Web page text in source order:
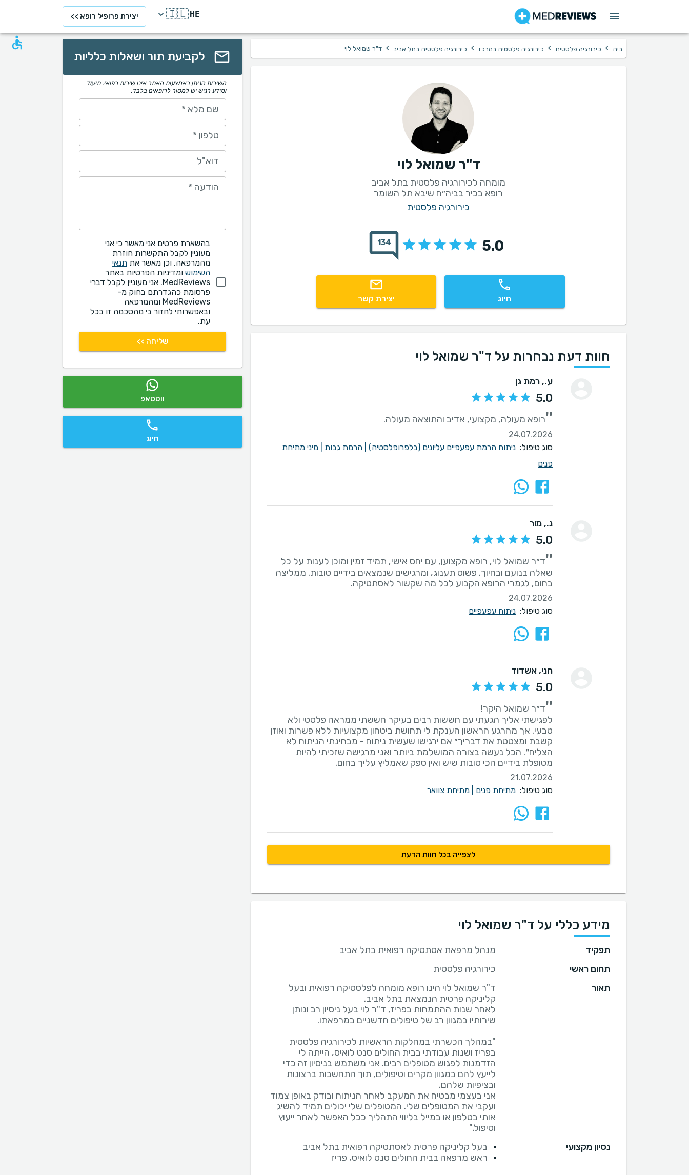
HE
🇮🇱 יצירת פרופיל רופא >>
בית › כירורגיה פלסטית › כירורגיה פלסטית במרכז › כירורגיה פלסטית בתל אביב › ד"ר שמואל לוי
ד"ר שמואל לוי
רופא בכיר בביה״ח שיבא תל השומר
כירורגיה פלסטית
5.0
134
חיוג יצירת קשר
חוות דעת נבחרות על ד"ר שמואל לוי
ע., רמת גן
5.0
''רופא מעולה, מקצועי, אדיב והתוצאה מעולה.
24.07.2026
סוג טיפול: ניתוח הרמת עפעפיים עליונים (בלפרופלסטיה) הרמת גבות
מיני מתיחת
פנים
נ., מור
5.0
''ד״ר שמואל לוי, רופא מקצוען, עם יחס אישי, תמיד זמין ומוכן לענות על כל
שאלה בנועם ובחיוך. פשוט תענוג, ומרגישים שנמצאים בידיים טובות. ממליצה
בחום, לגמרי הרופא הקבוע לכל מה שקשור לאסתטיקה.
24.07.2026
סוג טיפול: ניתוח עפעפיים
חני, אשדוד
5.0
''
לפגישתי אליך הגעתי עם חששות רבים בעיקר חששתי ממראה פלסטי ולא
טבעי. אך מהרגע הראשון הענקת לי תחושת ביטחון מקצועיות ללא פשרות ואוזן
קשבת ומצטטת את דבריך״ אם ירגישו שעשית ניתוח - מבחינתי הניתוח לא
הצליח״. הכל נעשה בצורה המושלמת ביותר ואני מרגישה שזכיתי להיות
מטופלת בידיים הכי טובות שיש ואין ספק שאמליץ עליך בחום.
21.07.2026
סוג טיפול: מתיחת פנים מתיחת צוואר
לצפייה בכל חוות הדעת
מידע כללי על ד"ר שמואל לוי
תפקיד
מנהל מרפאת אסתטיקה רפואית בתל אביב
תחום ראשי
כירורגיה פלסטית
תאור
ד"ר שמואל לוי הינו רופא מומחה לפלסטיקה רפואית ובעל
לאחר שנות ההתמחות בפריז, ד"ר לוי בעל ניסיון רב ונותן
"במהלך הכשרתי במחלקות הראשיות לכירורגיה פלסטית
בפריז ושנות עבודתי בבית החולים סנט לואיס, הייתה לי
הזדמנות לפגוש מטופלים רבים. אני משתמש בניסיון זה כדי
לייעץ להם במגוון מקרים וטיפולים, תוך התחשבות ברצונות
אני בעצמי מבטיח את המעקב לאחר הניתוח ובודק באופן צמוד
ועקבי את המטופלים שלי. המטופלים שלי יכולים תמיד להשיג
אותי בטלפון או במייל בליווי התהליך ככל האפשר לאחר ייעוץ
וטיפול."
נסיון מקצועי
בעל קליניקה פרטית לאסתטיקה רפואית בתל אביב
ראש מרפאה בבית החולים סנט לואיס, פריז
לקביעת תור ושאלות כלליות
השירות הניתן באמצעות האתר אינו שירות רפואי. תיעוד
ומידע רגיש יש למסור לרופאים בלבד.
שם מלא *
טלפון *
דוא"ל
הודעה *
בהשארת פרטים אני מאשר כי אני
מעוניין לקבל התקשרות חוזרת
מהמרפאה, וכן מאשר אתתנאי
השימוש ומדיניות הפרטיות באתר
MedReviews. אני מעוניין לקבל דברי
פרסומת כהגדרתם בחוק מ-
MedReviews ומהמרפאה
ובאפשרותי לחזור בי מהסכמה זו בכל
עת.
שליחה >>
ווטסאפ
חיוג